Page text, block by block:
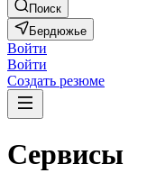
Поиск
Бердюжье
Войти
Войти
Создать резюме
Сервисы